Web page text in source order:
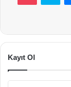
Kayıt Ol